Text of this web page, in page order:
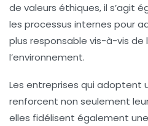
de valeurs éthiques, il s’agit
les processus internes pour
plus responsable vis-à-vis
l’environnement.
Les entreprises qui adoptent
renforcent non seulement
elles fidélisent également